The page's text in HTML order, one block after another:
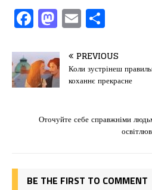
F
a
c
e
b
o
o
M
a
st
o
d
o
n
E
m
ai
l
іл
и
т
ис
я
PREVIOUS
Коли зустрінеш
коханнє прекрасне
Оточуйте себе справжніми
BE THE FIRST TO COMMENT